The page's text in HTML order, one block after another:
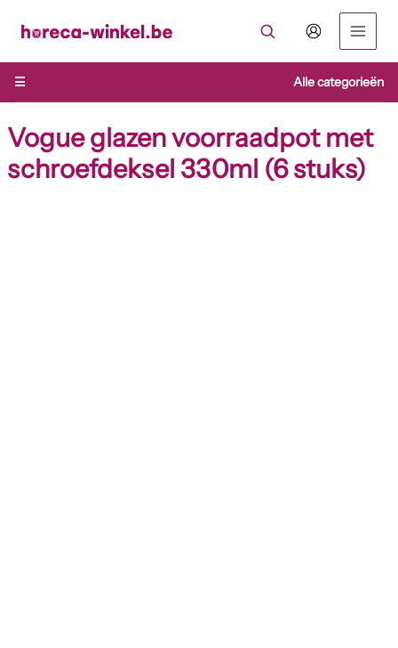
naar
inhoud
☰
Alle categorieën
Vogue glazen voorraadpot met
schroefdeksel 330ml (6 stuks)